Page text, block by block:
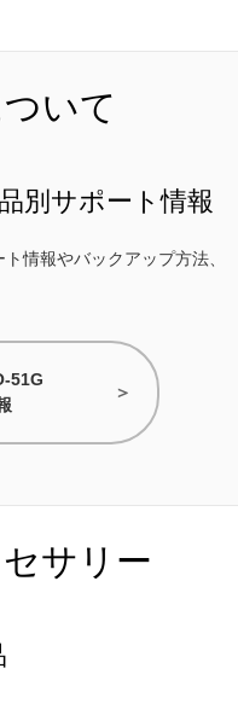
いて
別サポート情報
情報やバックアップ方法、
51G
サリー